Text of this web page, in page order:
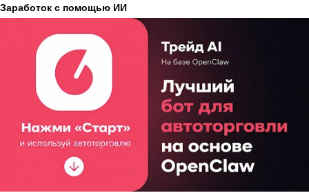
Заработок с помощью ИИ